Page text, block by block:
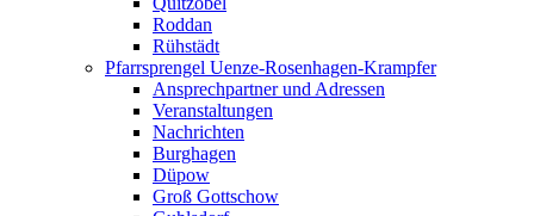
Roddan
Rühstädt
Pfarrsprengel Uenze-Rosenhagen-Krampfer
Ansprechpartner und Adressen
Veranstaltungen
Nachrichten
Burghagen
Düpow
Groß Gottschow